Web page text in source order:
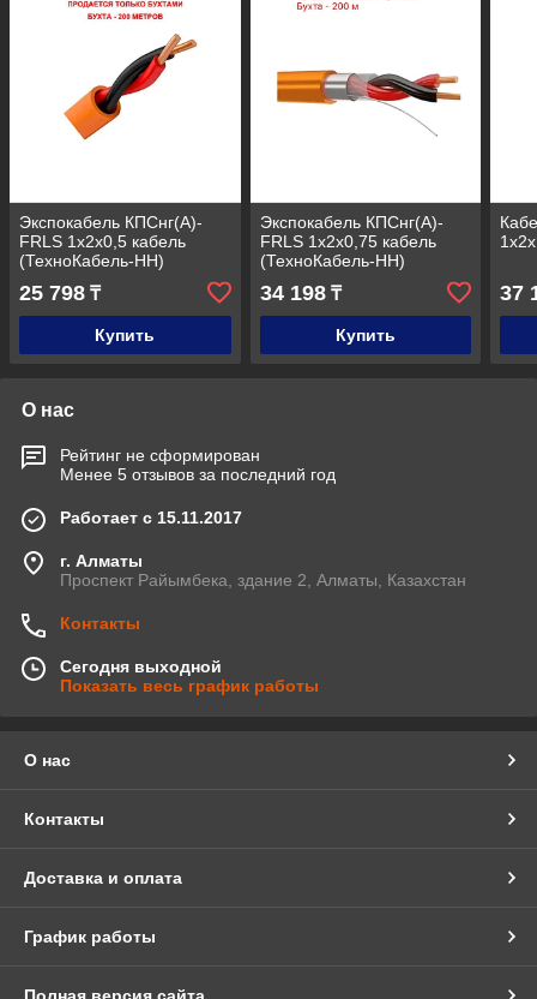
Экспокабель КПСнг(А)-
FRLS 1х2х0,5 кабель
(ТехноКабель-НН)
25 798 ₸
Купить
Экспокабель КПСнг(А)-
FRLS 1х2х0,75 кабель
(ТехноКабель-НН)
34 198₸
Купить
37
О нас
Рейтинг не сформирован
Менее 5 отзывов за последний год
Работает с 15.11.2017
г. Алматы
Проспект Райымбека, здание 2, Алматы, Казахстан
Контакты
Сегодня выходной
Показать весь график работы
О нас
Контакты
Доставка и оплата
График работы